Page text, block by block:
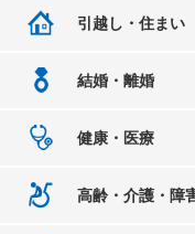
引越し・住まい
結婚・離婚
健康・医療
高齢・介護・障